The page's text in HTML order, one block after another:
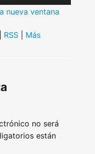
nueva ventana
RSS Más
no será
están